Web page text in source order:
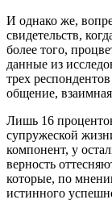
И однако же,
свидетельств,
более того,
данные из
трех
общение,
Лишь 16
супружеской
компонент, у
верность
которые, по
истинного